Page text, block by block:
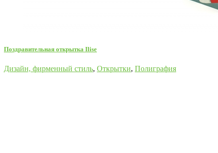
Поздравительная открытка Ilise
Дизайн, фирменный стиль, Открытки, Полиграфия